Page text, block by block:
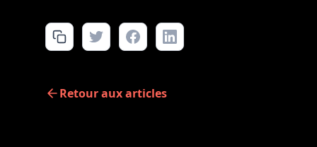
Retour aux articles